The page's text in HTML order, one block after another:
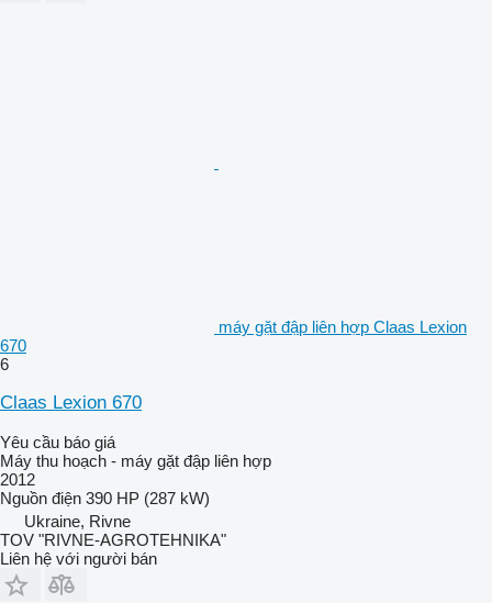
máy gặt đập liên hợp Claas Lexion
670
6
Claas Lexion 670
Yêu cầu báo giá
Máy thu hoạch - máy gặt đập liên hợp
2012
Nguồn điện 390 HP (287 kW)
Ukraine, Rivne
TOV "RIVNE-AGROTEHNIKA"
Liên hệ với người bán